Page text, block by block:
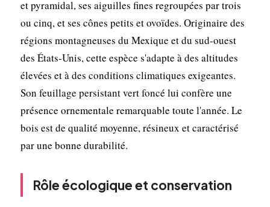
et pyramidal, ses aiguilles fines regroupées par trois
ou cinq, et ses cônes petits et ovoïdes. Originaire des
régions montagneuses du Mexique et du sud-ouest
des États-Unis, cette espèce s'adapte à des altitudes
élevées et à des conditions climatiques exigeantes.
Son feuillage persistant vert foncé lui confère une
présence ornementale remarquable toute l'année. Le
bois est de qualité moyenne, résineux et caractérisé
par une bonne durabilité.
Rôle écologique et conservation